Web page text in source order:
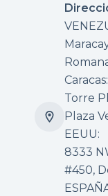
Torre
Plaza
EEUU:
8333
#450,